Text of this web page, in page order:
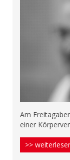
Am
einer
>>